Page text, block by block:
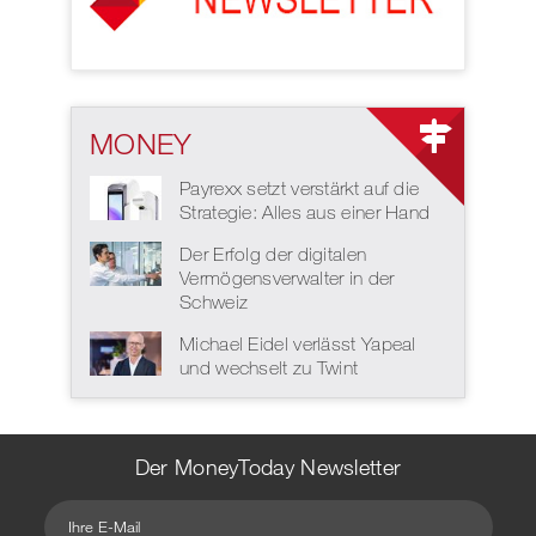
MONEY
Payrexx setzt verstärkt auf die
Strategie: Alles aus einer Hand
Der Erfolg der digitalen
Vermögensverwalter in der
Schweiz
Michael Eidel verlässt Yapeal
und wechselt zu Twint
Der MoneyToday Newsletter